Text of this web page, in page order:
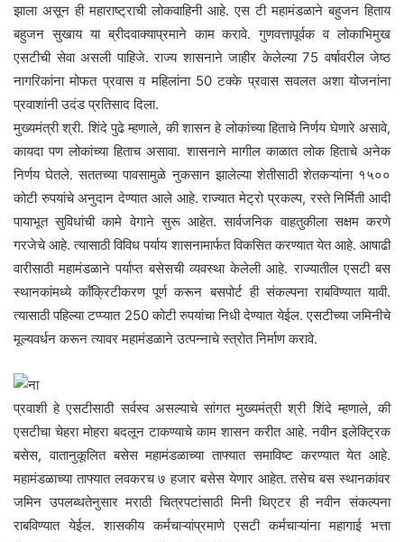
झाला असून ही महाराष्ट्राची लोकवाहिनी आहे. एस टी महामंडळाने बहुजन हिताय
बहुजन सुखाय या ब्रीदवाक्याप्रमाने काम करावे. गुणवत्तापूर्वक व लोकाभिमुख
एसटीची सेवा असली पाहिजे. राज्य शासनाने जाहीर केलेल्या 75 वर्षावरील जेष्ठ
नागरिकांना मोफत प्रवास व महिलांना 50 टक्के प्रवास सवलत अशा योजनांना
प्रवाशांनी उदंड प्रतिसाद दिला.
मुख्यमंत्री श्री. शिंदे पुढे म्हणाले, की शासन हे लोकांच्या हिताचे निर्णय घेणारे असावे,
कायदा पण लोकांच्या हिताच असावा. शासनाने मागील काळात लोक हिताचे अनेक
निर्णय घेतले. सततच्या पावसामुळे नुकसान झालेल्या शेतीसाठी शेतकऱ्यांना १५००
कोटी रुपयांचे अनुदान देण्यात आले आहे. राज्यात मेट्रो प्रकल्प, रस्ते निर्मिती आदी
पायाभूत सुविधांची कामे वेगाने सुरू आहेत. सार्वजनिक वाहतुकीला सक्षम करणे
गरजेचे आहे. त्यासाठी विविध पर्याय शासनामार्फत विकसित करण्यात येत आहे. आषाढी
वारीसाठी महामंडळाने पर्याप्त बसेसची व्यवस्था केलेली आहे. राज्यातील एसटी बस
स्थानकांमध्ये कॉंक्रिटीकरण पूर्ण करून बसपोर्ट ही संकल्पना राबविण्यात यावी.
त्यासाठी पहिल्या टप्प्यात 250 कोटी रुपयांचा निधी देण्यात येईल. एसटीच्या जमिनीचे
मूल्यवर्धन करून त्यावर महामंडळाने उत्पन्नाचे स्त्रोत निर्माण करावे.
प्रवाशी हे एसटीसाठी सर्वस्व असल्याचे सांगत मुख्यमंत्री श्री शिंदे म्हणाले, की
एसटीचा चेहरा मोहरा बदलून टाकण्याचे काम शासन करीत आहे. नवीन इलेक्ट्रिक
बसेस, वातानुकूलित बसेस महामंडळाच्या ताफ्यात समाविष्ट करण्यात येत आहे.
महामंडळाच्या ताफ्यात लवकरच ७ हजार बसेस येणार आहेत. तसेच बस स्थानकांवर
जमिन उपलब्धतेनुसार मराठी चित्रपटांसाठी मिनी थिएटर ही नवीन संकल्पना
राबविण्यात येईल. शासकीय कर्मचाऱ्यांप्रमाणे एसटी कर्मचाऱ्यांना महागाई भत्ता